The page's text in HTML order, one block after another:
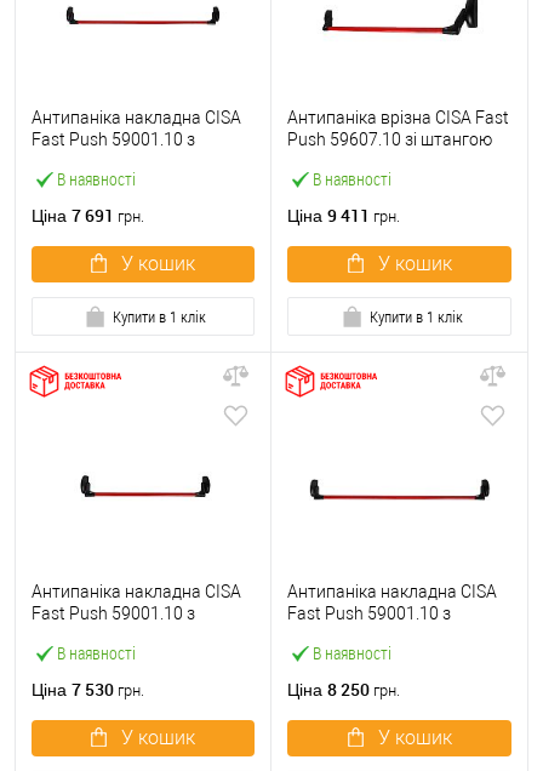
В наявності
Антипаніка накладна CISA
Fast Push 59001.10 з
мм червона
Ціна 7 691 грн.
У кошик
Купити в 1 клік
В наявності
Антипаніка врізна CISA Fast
Push 59607.10 зі штангою
Ціна 9 411 грн.
У кошик
Купити в 1 клік
В наявності
Антипаніка накладна CISA
Fast Push 59001.10 з
червона
Ціна 7 530 грн.
У кошик
В наявності
Антипаніка накладна CISA
Fast Push 59001.10 з
мм червона
Ціна 8 250 грн.
У кошик